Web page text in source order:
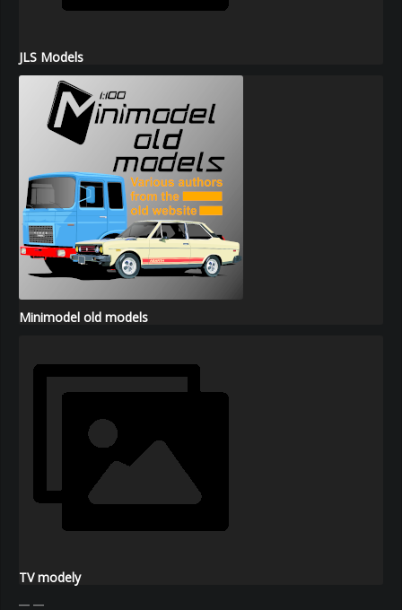
JLS Models
Minimodel old models
TV modely